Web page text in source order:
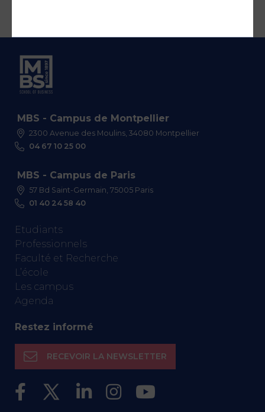
MBS - Campus de Montpellier
2300 Avenue des Moulins, 34080 Montpellier
04 67 10 25 00
MBS - Campus de Paris
57 Bd Saint-Germain, 75005 Paris
01 40 24 58 40
Etudiants
Professionnels
Faculté et Recherche
L’école
Les campus
Agenda
Restez informé
RECEVOIR LA NEWSLETTER